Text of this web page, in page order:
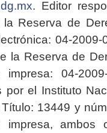
. Editor
la Reserva de
04-2009-
la Reserva de
04-2009-
por el Instituto
13449 y
ambos